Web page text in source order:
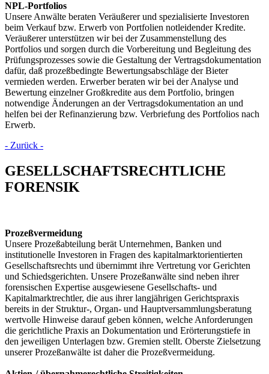
NPL-Portfolios
Unsere Anwälte beraten Veräußerer und spezialisierte Investoren
beim Verkauf bzw. Erwerb von Portfolien notleidender Kredite.
Veräußerer unterstützen wir bei der Zusammenstellung des
Portfolios und sorgen durch die Vorbereitung und Begleitung des
Prüfungsprozesses sowie die Gestaltung der Vertragsdokumentation
dafür, daß prozeßbedingte Bewertungsabschläge der Bieter
vermieden werden. Erwerber beraten wir bei der Analyse und
Bewertung einzelner Großkredite aus dem Portfolio, bringen
notwendige Änderungen an der Vertragsdokumentation an und
helfen bei der Refinanzierung bzw. Verbriefung des Portfolios nach
Erwerb.
- Zurück -
GESELLSCHAFTSRECHTLICHE
FORENSIK
Prozeßvermeidung
Unsere Prozeßabteilung berät Unternehmen, Banken und
institutionelle Investoren in Fragen des kapitalmarktorientierten
Gesellschaftsrechts und übernimmt ihre Vertretung vor Gerichten
und Schiedsgerichten. Unsere Prozeßanwälte sind neben ihrer
forensischen Expertise ausgewiesene Gesellschafts- und
Kapitalmarktrechtler, die aus ihrer langjährigen Gerichtspraxis
bereits in der Struktur-, Organ- und Hauptversammlungsberatung
wertvolle Hinweise darauf geben können, welche Anforderungen
die gerichtliche Praxis an Dokumentation und Erörterungstiefe in
den jeweiligen Unterlagen bzw. Gremien stellt. Oberste Zielsetzung
unserer Prozeßanwälte ist daher die Prozeßvermeidung.